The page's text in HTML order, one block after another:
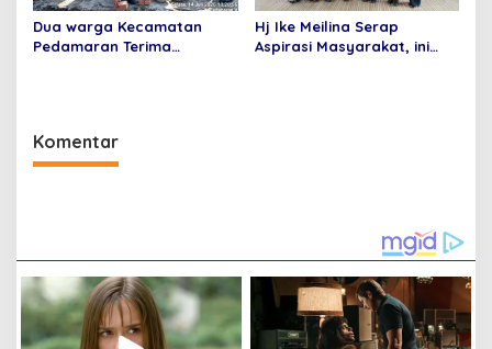
Dua warga Kecamatan
Pedamaran Terima
Hj Ike Meilina Serap
Aspirasi Masyarakat, ini
Komentar